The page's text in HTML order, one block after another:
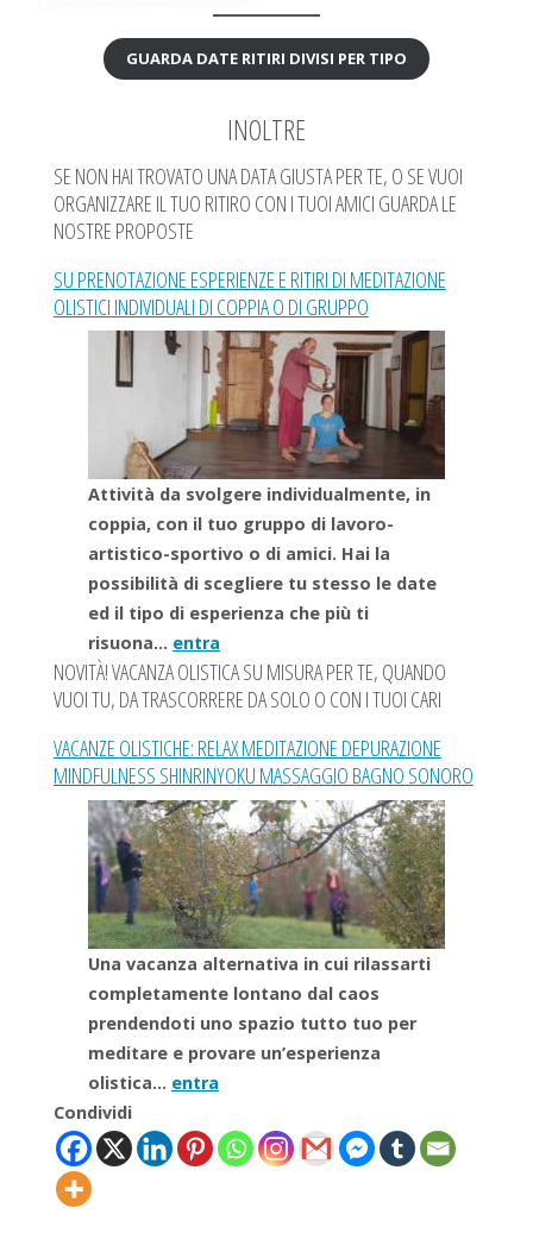
GUARDA DATE RITIRI DIVISI PER TIPO
INOLTRE
SE NON HAI TROVATO UNA DATA GIUSTA PER TE, O SE VUOI
ORGANIZZARE IL TUO RITIRO CON I TUOI AMICI GUARDA LE
NOSTRE PROPOSTE
SU PRENOTAZIONE ESPERIENZE E RITIRI DI MEDITAZIONE
OLISTICI INDIVIDUALI DI COPPIA O DI GRUPPO
Attività da svolgere individualmente, in
coppia, con il tuo gruppo di lavoro-
artistico-sportivo o di amici. Hai la
possibilità di scegliere tu stesso le date
ed il tipo di esperienza che più ti
risuona… entra
NOVITÀ! VACANZA OLISTICA SU MISURA PER TE, QUANDO
VUOI TU, DA TRASCORRERE DA SOLO O CON I TUOI CARI
VACANZE OLISTICHE: RELAX MEDITAZIONE DEPURAZIONE
MINDFULNESS SHINRINYOKU MASSAGGIO BAGNO SONORO
Una vacanza alternativa in cui rilassarti
completamente lontano dal caos
prendendoti uno spazio tutto tuo per
meditare e provare un’esperienza
olistica… entra
Condividi